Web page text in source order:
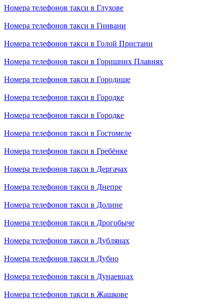
Номера телефонов такси в Глухове
Номера телефонов такси в Гнивани
Номера телефонов такси в Голой Пристани
Номера телефонов такси в Горишних Плавнях
Номера телефонов такси в Городище
Номера телефонов такси в Городке
Номера телефонов такси в Городке
Номера телефонов такси в Гостомеле
Номера телефонов такси в Гребёнке
Номера телефонов такси в Дергачах
Номера телефонов такси в Днепре
Номера телефонов такси в Долине
Номера телефонов такси в Дрогобыче
Номера телефонов такси в Дублянах
Номера телефонов такси в Дубно
Номера телефонов такси в Дунаевцах
Номера телефонов такси в Жашкове